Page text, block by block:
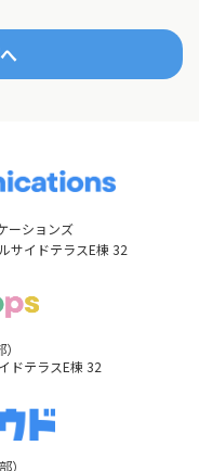
ーションズ
サイドテラスE棟 32
ドテラスE棟 32
）